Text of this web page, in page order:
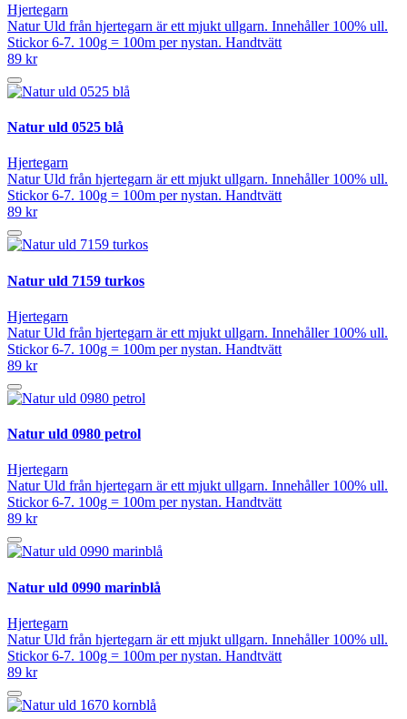
Hjertegarn
Natur Uld från hjertegarn är ett mjukt ullgarn. Innehåller 100% ull.
Stickor 6-7. 100g = 100m per nystan. Handtvätt
89 kr
Natur uld 0525 blå
Hjertegarn
Natur Uld från hjertegarn är ett mjukt ullgarn. Innehåller 100% ull.
Stickor 6-7. 100g = 100m per nystan. Handtvätt
89 kr
Natur uld 7159 turkos
Hjertegarn
Natur Uld från hjertegarn är ett mjukt ullgarn. Innehåller 100% ull.
Stickor 6-7. 100g = 100m per nystan. Handtvätt
89 kr
Natur uld 0980 petrol
Hjertegarn
Natur Uld från hjertegarn är ett mjukt ullgarn. Innehåller 100% ull.
Stickor 6-7. 100g = 100m per nystan. Handtvätt
89 kr
Natur uld 0990 marinblå
Hjertegarn
Natur Uld från hjertegarn är ett mjukt ullgarn. Innehåller 100% ull.
Stickor 6-7. 100g = 100m per nystan. Handtvätt
89 kr